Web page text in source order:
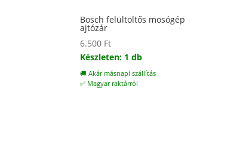
Bosch felültöltős mosógép
ajtózár
6.500 Ft
Készleten: 1 db
🚚 Akár másnapi szállítás
✅ Magyar raktárról